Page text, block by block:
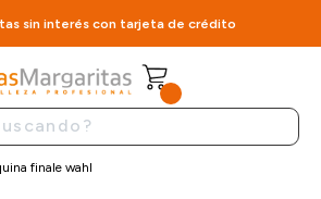
sin interés con tarjeta de crédito
finale wahl